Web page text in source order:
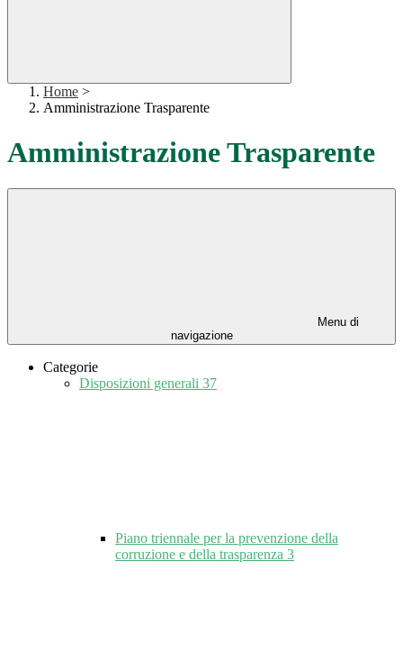
Home >
Amministrazione Trasparente
Amministrazione Trasparente
Menu di
navigazione
Categorie
Disposizioni generali 37
Piano triennale per la prevenzione della
corruzione e della trasparenza 3